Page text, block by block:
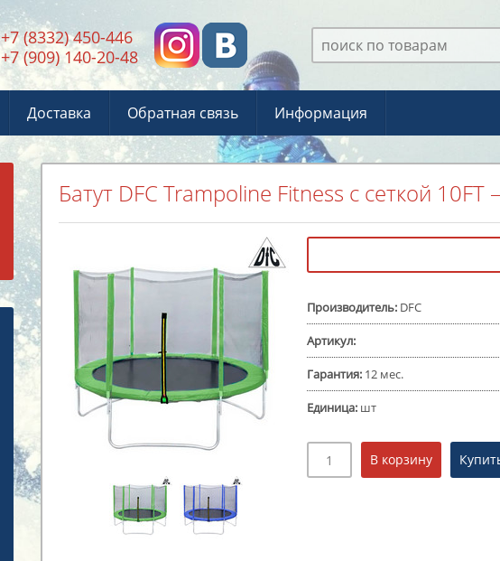
+7 (8332) 450-446
+7 (909) 140-20-48
Доставка Обратная связь Информация
Батут DFC Trampoline Fitness с сеткой 10FT
Производитель: DFC
Артикул:
Гарантия: 12 мес.
Единица: шт